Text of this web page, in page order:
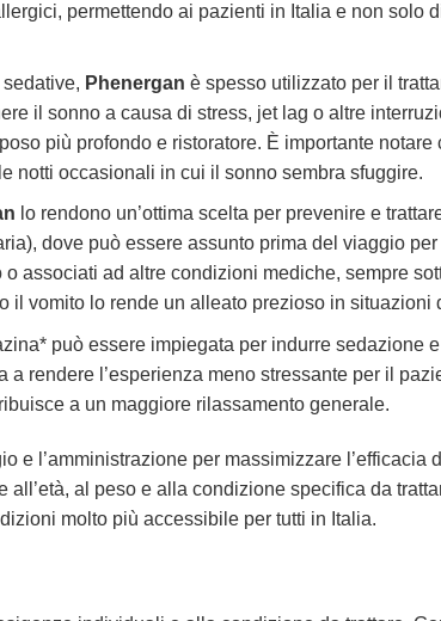
permettendo ai pazienti in Italia e non solo
Phenergan è spesso utilizzato per il
il sonno a causa di stress, jet lag o altre
più profondo e ristoratore. È importante notare
notti occasionali in cui il sonno sembra sfuggire.
lo rendono un’ottima scelta per prevenire e
dove può essere assunto prima del viaggio
associati ad altre condizioni mediche, sempre
vomito lo rende un alleato prezioso in situazioni
può essere impiegata per indurre sedazione
rendere l’esperienza meno stressante per il
a un maggiore rilassamento generale.
e l’amministrazione per massimizzare l’efficacia
al peso e alla condizione specifica da
molto più accessibile per tutti in Italia.